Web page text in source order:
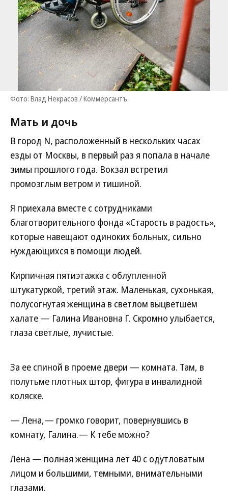
Фото: Влад Некрасов / Коммерсантъ
Мать и дочь
В город N, расположенный в нескольких часах
езды от Москвы, в первый раз я попала в начале
зимы прошлого года. Вокзал встретил
промозглым ветром и тишиной.
Я приехала вместе с сотрудниками
благотворительного фонда «Старость в радость»,
которые навещают одиноких больных, сильно
нуждающихся в помощи людей.
Кирпичная пятиэтажка с облупленной
штукатуркой, третий этаж. Маленькая, сухонькая,
полусогнутая женщина в светлом выцветшем
халате — Галина Ивановна Г. Скромно улыбается,
глаза светлые, лучистые.
За ее спиной в проеме двери — комната. Там, в
полутьме плотных штор, фигура в инвалидной
коляске.
— Лена,— громко говорит, повернувшись в
комнату, Галина.— К тебе можно?
Лена — полная женщина лет 40 с одутловатым
лицом и большими, темными, внимательными
глазами.